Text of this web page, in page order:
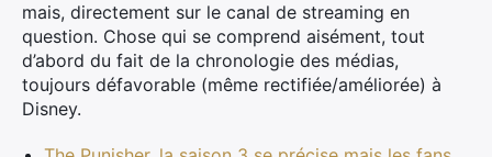
mais, directement sur le canal de streaming en
question. Chose qui se comprend aisément, tout
d’abord du fait de la chronologie des médias,
toujours défavorable (même rectifiée/améliorée) à
Disney.